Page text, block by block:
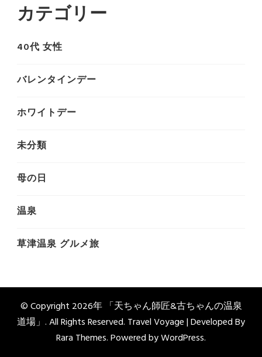
カテゴリー
40代 女性
バレンタインデー
ホワイトデー
未分類
母の日
温泉
草津温泉 グルメ旅
© Copyright 2026年 「天ちゃん師匠&古ちゃんの温泉
道場」
. All Rights Reserved. Travel Voyage | Developed By
Rara Themes. Powered byWordPress.